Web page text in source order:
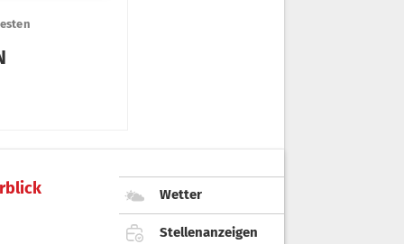
Wetter
Stellenanzeigen